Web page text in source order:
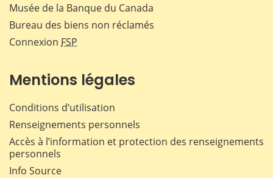
Musée de la Banque du Canada
Bureau des biens non réclamés
Connexion FSP
Mentions légales
Conditions d’utilisation
Renseignements personnels
Accès à l’information et protection des renseignements
personnels
Info Source